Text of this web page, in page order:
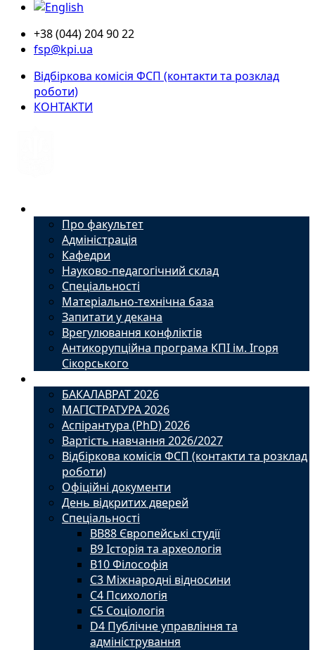
+38 (044) 204 90 22
fsp@kpi.ua
Відбіркова комісія ФСП (контакти та розклад
роботи)
КОНТАКТИ
Про факультет
Адміністрація
Кафедри
Науково-педагогічний склад
Спеціальності
Матеріально-технічна база
Запитати у декана
Врегулювання конфліктів
Антикорупційна програма КПІ ім. Ігоря
Сікорського
БАКАЛАВРАТ 2026
МАГІСТРАТУРА 2026
Аспірантура (PhD) 2026
Вартість навчання 2026/2027
Відбіркова комісія ФСП (контакти та розклад
роботи)
Офіційні документи
День відкритих дверей
Спеціальності
BВ88 Європейські студії
B9 Історія та археологія
B10 Філософія
C3 Міжнародні відносини
C4 Психологія
С5 Соціологія
D4 Публічне управління та
адміністрування